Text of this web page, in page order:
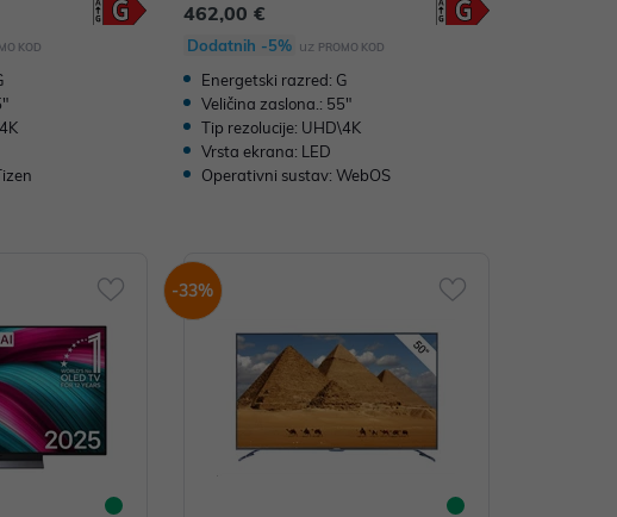
KOD
462,00 €
Dodatnih -5% uz PROMO KOD
Energetski razred: G
Veličina zaslona.: 55"
Tip rezolucije: UHD\4K
Vrsta ekrana: LED
Operativni sustav: WebOS
-33%